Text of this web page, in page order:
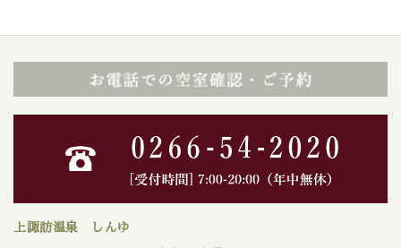
上諏訪温泉 しんゆ